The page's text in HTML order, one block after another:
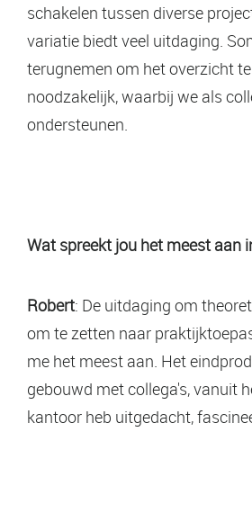
schakelen tussen diverse
variatie biedt veel uitdaging.
terugnemen om het overzicht
noodzakelijk, waarbij we als
ondersteunen.
Wat spreekt jou het meest aan
Robert: De uitdaging om
om te zetten naar
me het meest aan. Het
gebouwd met collega's, vanuit
kantoor heb uitgedacht,